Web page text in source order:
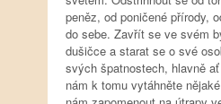
peněz, od poničené přírody,
do sebe. Zavřít se ve svém
dušičce a starat se o své
svých špatnostech, hlavně
nám k tomu vytáhněte